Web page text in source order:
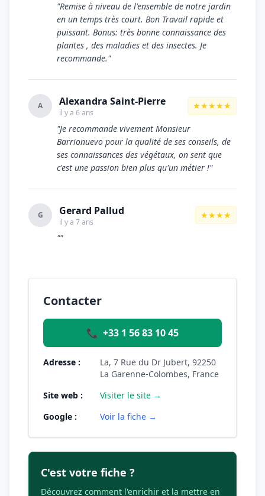
"Remise à niveau de l'ensemble de notre jardin
en un temps très court. Bon Travail rapide et
puissant. Bonus: très bonne connaissance des
plantes , des maladies et des insectes. Je
recommande."
A Alexandra Saint-Pierre
il y a 6 ans
★★★★★
"Je recommande vivement Monsieur
Barrionuevo pour la qualité de ses conseils, de
ses connaissances des végétaux, on sent que
c'est une passion bien plus qu'un métier !"
G Gerard Pallud
il y a 7 ans
★★★★
""
Contacter
📞 +33 1 56 83 10 45
Adresse :
La, 7 Rue du Dr Jubert, 92250
La Garenne-Colombes, France
Site web :
Visiter le site →
Google :
Voir la fiche →
C'est votre fiche ?
Découvrez comment l'enrichir et la mettre en